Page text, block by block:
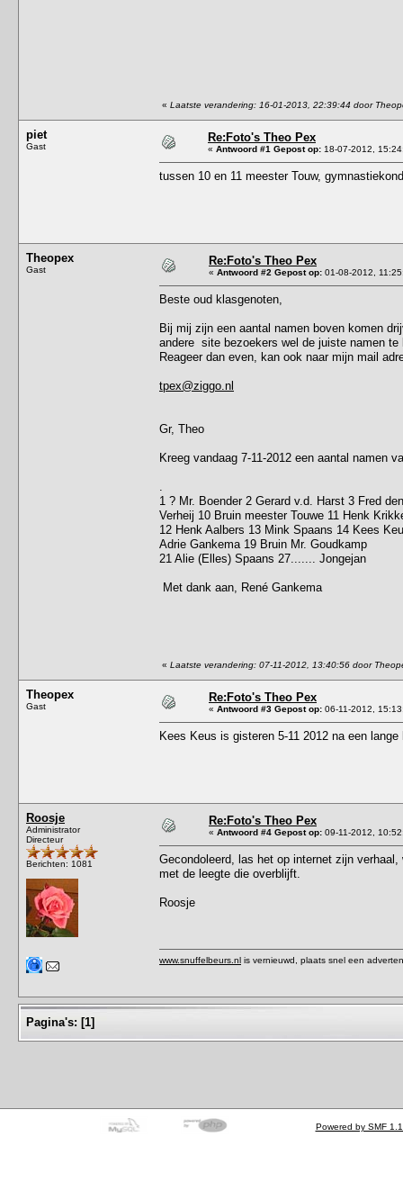
« Laatste verandering: 16-01-2013, 22:39:44 door
piet
Gast
Re:Foto's Theo Pex
« Antwoord #1 Gepost op: 18-07-2012,
tussen 10 en 11 meester Touw,
Theopex
Gast
Re:Foto's Theo Pex
« Antwoord #2 Gepost op: 01-08-2012,
Beste oud klasgenoten,
Bij mij zijn een aantal namen boven komen
andere site bezoekers wel de juiste namen te
Reageer dan even, kan ook naar mijn mail
tpex@ziggo.nl
Gr, Theo
Kreeg vandaag 7-11-2012 een aantal namen
1 ? Mr. Boender 2 Gerard v.d. Harst 3 Fred
Verheij 10 Bruin meester Touwe 11 Henk
12 Henk Aalbers 13 Mink Spaans 14 Kees
Adrie Gankema 19 Bruin Mr. Goudkamp
21 Alie (Elles) Spaans 27....... Jongejan
Met dank aan, René Gankema
« Laatste verandering: 07-11-2012, 13:40:56 door
Theopex
Gast
Re:Foto's Theo Pex
« Antwoord #3 Gepost op: 06-11-2012,
Kees Keus is gisteren 5-11 2012 na een
Roosje
Administrator
Directeur
Berichten: 1081
Re:Foto's Theo Pex
« Antwoord #4 Gepost op: 09-11-2012,
Gecondoleerd, las het op internet zijn
met de leegte die overblijft.
Roosje
www.snuffelbeurs.nl is vernieuwd, plaats snel een
Pagina's: [1]
Powered by SMF